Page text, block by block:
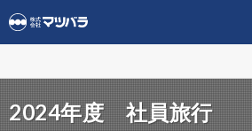
2024年度 社員旅行